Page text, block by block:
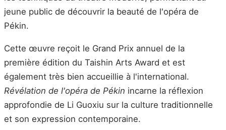
jeune public de découvrir la beauté de l'opéra de
Pékin.
Cette œuvre reçoit le Grand Prix annuel de la
première édition du Taishin Arts Award et est
également très bien accueillie à l'international.
Révélation de l'opéra de Pékin incarne la réflexion
approfondie de Li Guoxiu sur la culture traditionnelle
et son expression contemporaine.